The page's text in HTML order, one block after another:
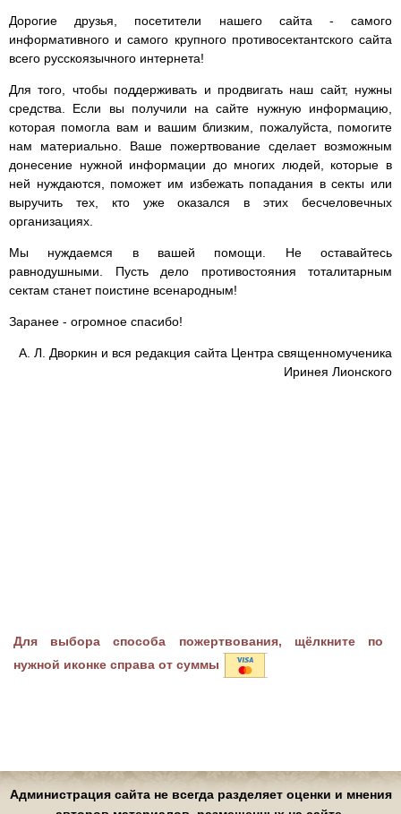
Дорогие друзья, посетители нашего сайта - самого
информативного и самого крупного противосектантского сайта
всего русскоязычного интернета!
Для того, чтобы поддерживать и продвигать наш сайт, нужны
средства. Если вы получили на сайте нужную информацию,
которая помогла вам и вашим близким, пожалуйста, помогите
нам материально. Ваше пожертвование сделает возможным
донесение нужной информации до многих людей, которые в
ней нуждаются, поможет им избежать попадания в секты или
выручить тех, кто уже оказался в этих бесчеловечных
организациях.
Мы нуждаемся в вашей помощи. Не оставайтесь
равнодушными. Пусть дело противостояния тоталитарным
сектам станет поистине всенародным!
Заранее - огромное спасибо!
А. Л. Дворкин и вся редакция сайта Центра священномученика
Иринея Лионского
Для выбора способа пожертвования, щёлкните по
нужной иконке справа от суммы
Администрация сайта не всегда разделяет оценки и мнения